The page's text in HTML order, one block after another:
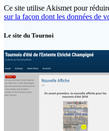
Ce site utilise Akismet pour
sur la façon dont les données de
Le site du Tournoi